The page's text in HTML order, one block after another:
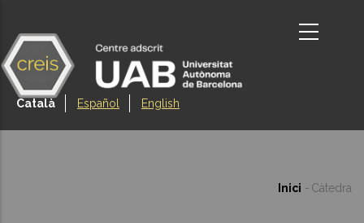
contingut
Català Español English
Fil
Inici - Càtedra